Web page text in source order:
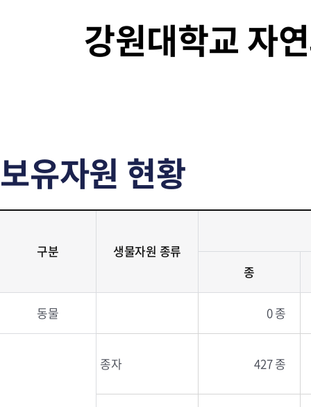
강원대학교 자
보유자원 현황
구분
생물자원 종류
종
동물 0 종
종자 427 종